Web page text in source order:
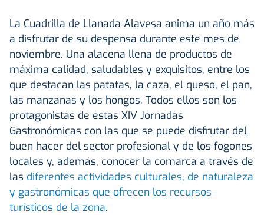
La Cuadrilla de Llanada Alavesa anima un año más
a disfrutar de su despensa durante este mes de
noviembre. Una alacena llena de productos de
máxima calidad, saludables y exquisitos, entre los
que destacan las patatas, la caza, el queso, el pan,
las manzanas y los hongos. Todos ellos son los
protagonistas de estas XIV Jornadas
Gastronómicas con las que se puede disfrutar del
buen hacer del sector profesional y de los fogones
locales y, además, conocer la comarca a través de
las diferentes actividades culturales, de naturaleza
y gastronómicas que ofrecen los recursos
turísticos de la zona.